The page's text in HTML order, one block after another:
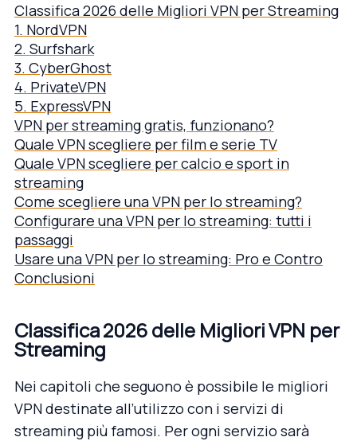
Classifica 2026 delle Migliori VPN per Streaming
1. NordVPN
2. Surfshark
3. CyberGhost
4. PrivateVPN
5. ExpressVPN
VPN per streaming gratis, funzionano?
Quale VPN scegliere per film e serie TV
Quale VPN scegliere per calcio e sport in
streaming
Come scegliere una VPN per lo streaming?
Configurare una VPN per lo streaming: tutti i
passaggi
Usare una VPN per lo streaming: Pro e Contro
Conclusioni
Classifica 2026 delle Migliori VPN per
Streaming
Nei capitoli che seguono è possibile le migliori
VPN destinate all’utilizzo con i servizi di
streaming più famosi. Per ogni servizio sarà